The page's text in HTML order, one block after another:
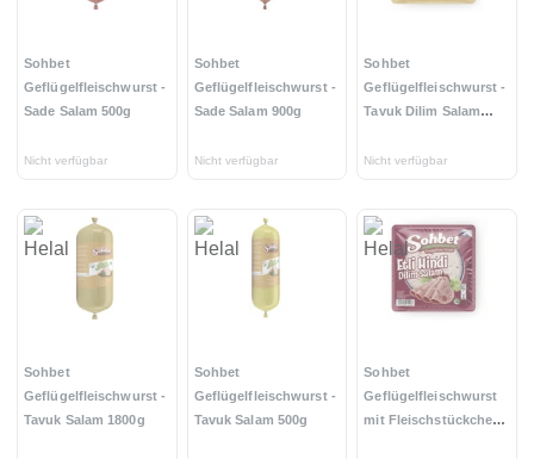
Sohbet
Geflügelfleischwurst -
Sade Salam 500g
Nicht verfügbar
Sohbet
Geflügelfleischwurst -
Sade Salam 900g
Nicht verfügbar
Sohbet
Geflügelfleischwurst -
Tavuk Dilim Salam
Nicht verfügbar
Sohbet
Geflügelfleischwurst -
Tavuk Salam 1800g
Sohbet
Geflügelfleischwurst -
Tavuk Salam 500g
Sohbet
Geflügelfleischwurst
mit Fleischstückchen -